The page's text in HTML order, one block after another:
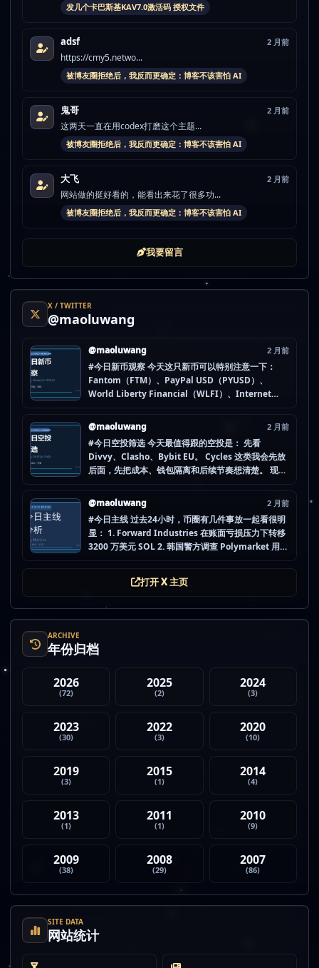
发几个卡巴斯基KAV7.0激活码 授权文件
adsf 2 月前
https://cmy5.netwo...
被博友圈拒绝后，我反而更确定：博客不该害怕 AI
鬼哥 2 月前
这两天一直在用codex打磨这个主题...
被博友圈拒绝后，我反而更确定：博客不该害怕 AI
大飞 2 月前
网站做的挺好看的，能看出来花了很多功...
被博友圈拒绝后，我反而更确定：博客不该害怕 AI
我要留言
X / TWITTER
@maoluwang
@maoluwang 2 月前
#今日新币观察 今天这只新币可以特别注意一下：
Fantom（FTM）、PayPal USD（PYUSD）、
World Liberty Financial（WLFI）、Internet
而是更像“热度是不是在回流”的样本。 这种时候最怕
把...
@maoluwang 2 月前
#今日空投筛选 今天最值得跟的空投是： 先看
Divvy、Clasho、Bybit EU。 Cycles 这类我会先放
后面，先把成本、钱包隔离和后续节奏想清楚。 现在
都没做扎实。 mao.lu/today-airdrop-selecti… #空
投项目 #...
@maoluwang 2 月前
#今日主线 过去24小时，币圈有几件事放一起看很明
显： 1. Forward Industries 在账面亏损压力下转移
3200 万美元 SOL 2. 韩国警方调查 Polymarket 用户
打开 X 主页
ARCHIVE
年份归档
2026
(72)
2025
(2)
2024
(3)
2023
(30)
2022
(3)
2020
(10)
2019
(3)
2015
(1)
2014
(4)
2013
(1)
2011
(1)
2010
(9)
2009
(38)
2008
(29)
2007
(86)
SITE DATA
网站统计